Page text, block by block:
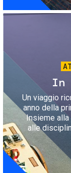
In
Un viaggio
anno della
Insieme
alle